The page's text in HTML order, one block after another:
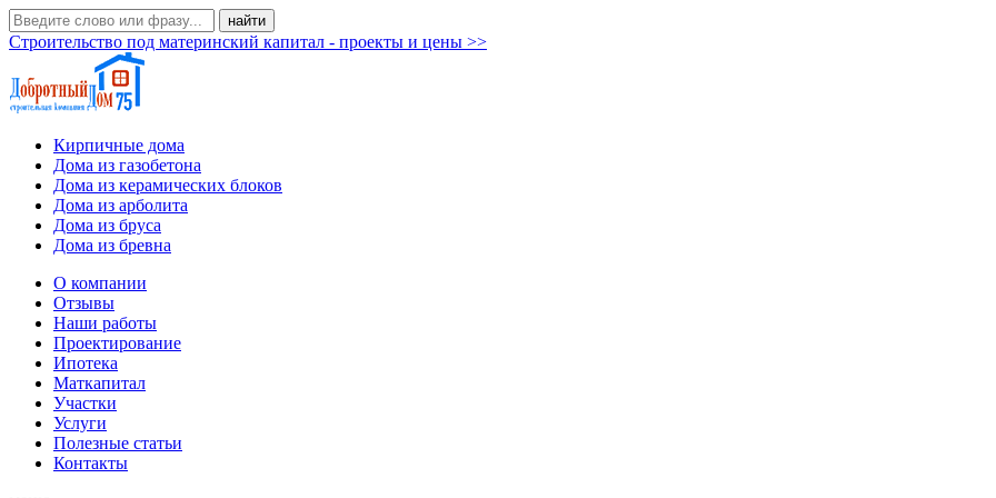
Строительство под материнский капитал - проекты и цены >>
Кирпичные дома
Дома из газобетона
Дома из керамических блоков
Дома из арболита
Дома из бруса
Дома из бревна
О компании
Отзывы
Наши работы
Проектирование
Ипотека
Маткапитал
Участки
Услуги
Полезные статьи
Контакты